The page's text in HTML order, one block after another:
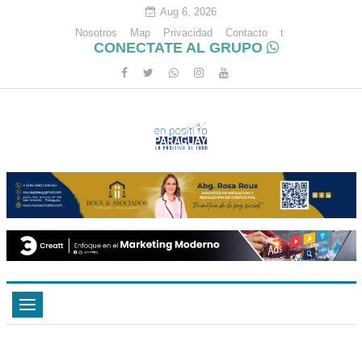
Aug 6, 2026
Nosotros
Map Privacidad Contacto t
CONECTATE AL GRUPO
Toggle
navigation